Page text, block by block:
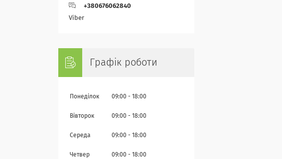
+380676062840
Viber
Графік роботи
Понеділок 09:00 18:00
Вівторок 09:00 18:00
Середа 09:00 18:00
Четвер 09:00 18:00